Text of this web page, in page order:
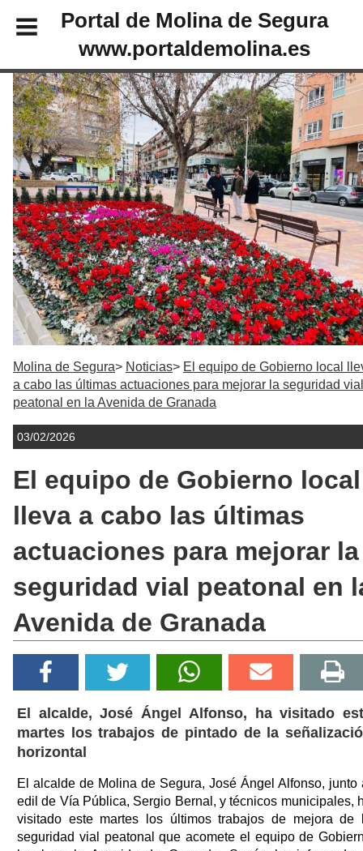
Portal de Molina de Segura
www.portaldemolina.es
Molina de Segura Noticias
El equipo de Gobierno local
a cabo las últimas actuaciones para mejorar la seguridad vial
peatonal en la Avenida de Granada
03/02/2026
El equipo de Gobierno local
lleva a cabo las últimas
actuaciones para mejorar la
seguridad vial peatonal en
Avenida de Granada
El alcalde, José Ángel Alfonso, ha visitado
martes los trabajos de pintado de la
horizontal
El alcalde de Molina de Segura, José Ángel Alfonso, junto
edil de Vía Pública, Sergio Bernal, y técnicos municipales,
visitado este martes los últimos trabajos de mejora de
seguridad vial peatonal que acomete el equipo de